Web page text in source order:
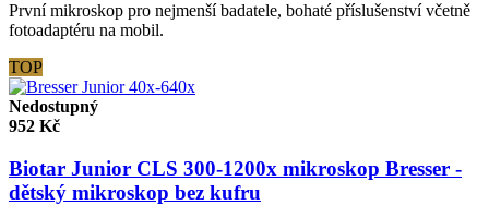
První mikroskop pro nejmenší badatele, bohaté příslušenství včetně
fotoadaptéru na mobil.
TOP
Nedostupný
952 Kč
Biotar Junior CLS 300-1200x mikroskop Bresser -
dětský mikroskop bez kufru